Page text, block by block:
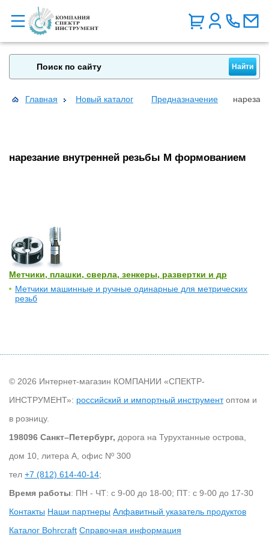
Главная Новый каталог Предназначение
нарезание внутренней резьбы М формованием
Метчики, плашки, сверла, зенкеры, развертки и др
Метчики машинные и ручные одинарные для метрических
резьб
© 2026 Интернет-магазин КОМПАНИИ «СПЕКТР-
ИНСТРУМЕНТ»: российский и импортный инструментоптом и
в розницу.
198096 Санкт–Петербург, дорога на Турухтанные острова,
дом 10, литера А, офис Nº 300
тел +7 (812) 614-40-14;
Время работы: ПН - ЧТ: с 9-00 до 18-00; ПТ: с 9-00 до 17-30
Контакты Наши партнеры Алфавитный указатель продуктов
Каталог Bohrcraft Справочная информация